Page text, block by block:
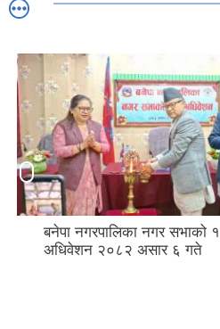
बनेपा नगरपालिका नगर सभाको
अधिवेशन २०८२ असार ६ गते